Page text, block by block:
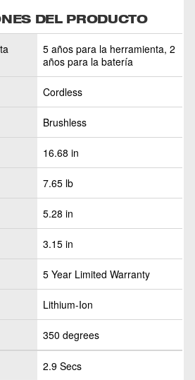
DEL PRODUCTO
5 años para la herramienta, 2
años para la batería
Cordless
Brushless
16.68 in
7.65 lb
5.28 in
3.15 in
5 Year Limited Warranty
Lithium-Ion
350 degrees
2.9 Secs